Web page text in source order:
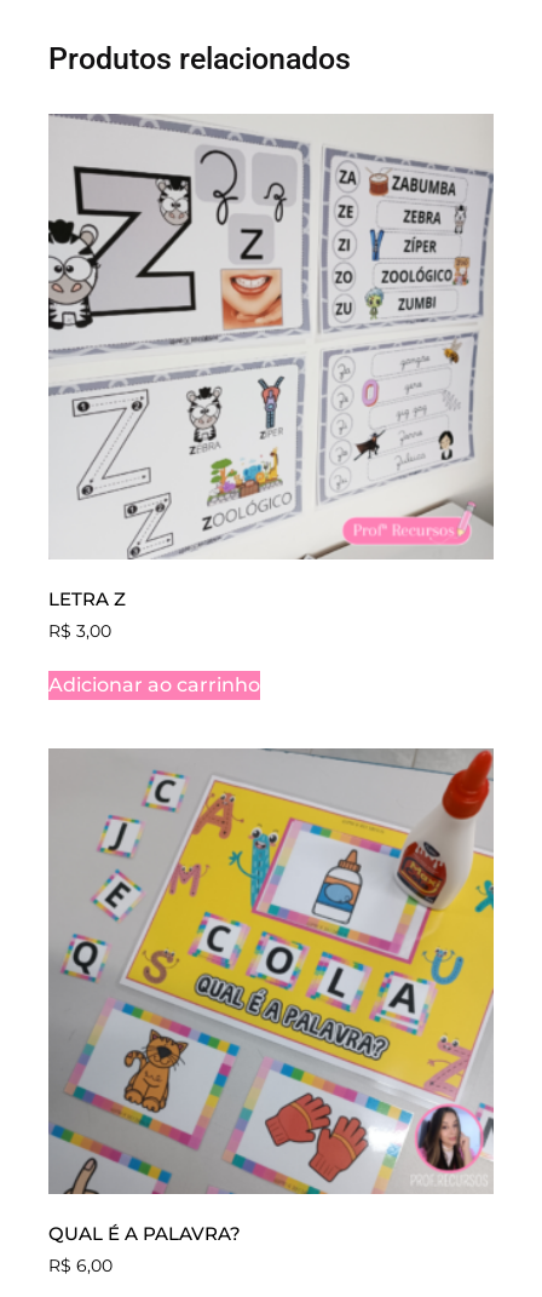
Produtos relacionados
LETRA Z
R$ 3,00
Adicionar ao carrinho
QUAL É A PALAVRA?
R$ 6,00